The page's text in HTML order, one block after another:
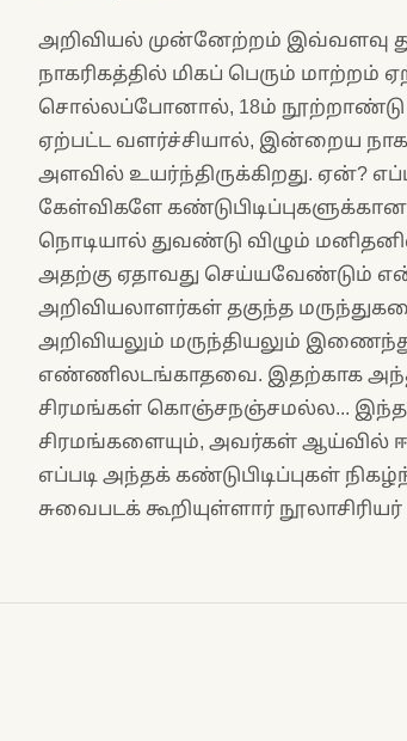
அறிவியல் முன்னேற்றம் இவ்வளவு
நாகரிகத்தில் மிகப் பெரும் மாற்றம்
சொல்லப்போனால், 18ம் நூற்றாண்டு
ஏற்பட்ட வளர்ச்சியால், இன்றைய
அளவில் உயர்ந்திருக்கிறது. ஏன்?
கேள்விகளே
நொடியால் துவண்டு விழும்
அதற்கு ஏதாவது செய்யவேண்டும்
அறிவியலாளர்கள் தகுந்த
அறிவியலும் மருந்தியலும்
எண்ணிலடங்காதவை. இதற்காக
சிரமங்கள் கொஞ்சநஞ்சமல்ல... இந்த
சிரமங்களையும், அவர்கள் ஆய்வில்
எப்படி அந்தக் கண்டுபிடிப்புகள்
சுவைபடக் கூறியுள்ளார்